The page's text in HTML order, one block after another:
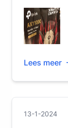
Lees meer
13-1-2024